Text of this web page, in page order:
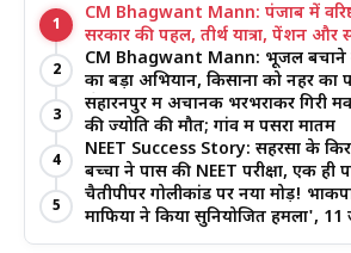
1
CM Bhagwant Mann: पंजाब में
सरकार की पहल, तीर्थ यात्रा, पेंशन और
जोर
2
CM Bhagwant Mann: भूजल बचाने
का बड़ा अभियान, किसानों को नहर
खेती का मिल रहा लाभ
3
सहारनपुर में अचानक भरभराकर गिरी
की ज्योति की मौत; गांव में पसरा मातम
4
NEET Success Story: सहरसा के
बच्चों ने पास की NEET परीक्षा, एक ही
बहनों ने रचा इतिहास
5
चैतीपीपर गोलीकांड पर नया मोड़!
माफिया ने किया सुनियोजित हमला', 11
आंदोलन